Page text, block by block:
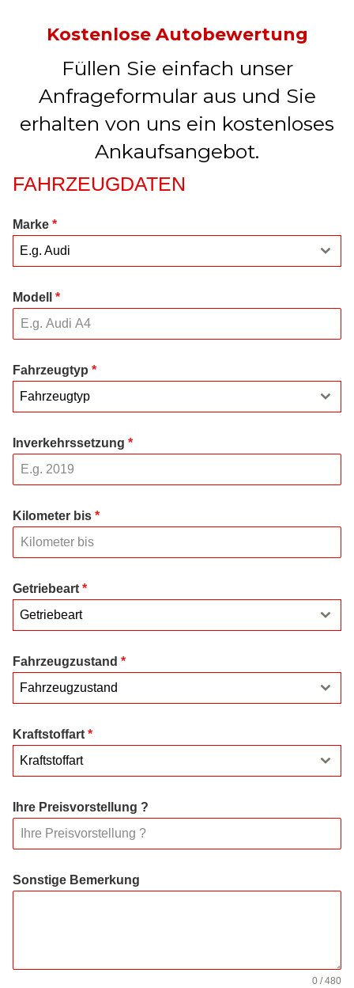
Kostenlose Autobewertung
Füllen Sie einfach unser
Anfrageformular aus und Sie
erhalten von uns ein kostenloses
Ankaufsangebot.
FAHRZEUGDATEN
Marke *
E.g. Audi
Modell *
Fahrzeugtyp *
Fahrzeugtyp
Inverkehrssetzung *
Kilometer bis *
Getriebeart *
Getriebeart
Fahrzeugzustand *
Fahrzeugzustand
Kraftstoffart *
Kraftstoffart
Ihre Preisvorstellung ?
Sonstige Bemerkung
0 / 480